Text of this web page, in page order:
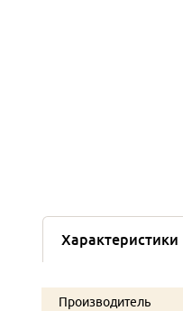
Характеристики
Производитель